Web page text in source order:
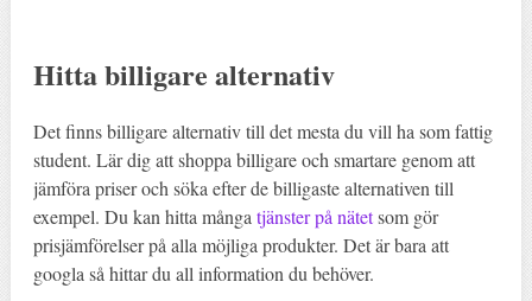
Hitta billigare alternativ
Det finns billigare alternativ till det mesta du vill ha som fattig
student. Lär dig att shoppa billigare och smartare genom att
jämföra priser och söka efter de billigaste alternativen till
exempel. Du kan hitta många tjänster på nätetsom gör
prisjämförelser på alla möjliga produkter. Det är bara att
googla så hittar du all information du behöver.